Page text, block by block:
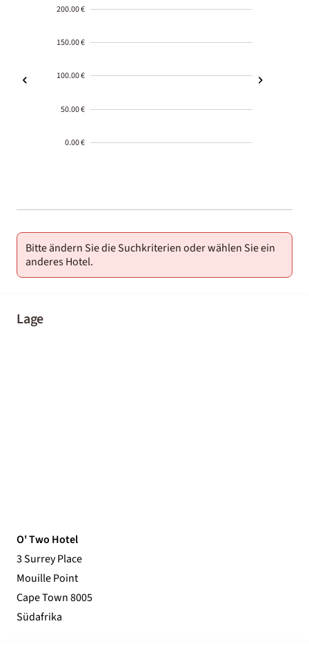
200.00 €
150.00 €
100.00 €
50.00 €
0.00 €
01-02
Bitte ändern Sie die Suchkriterien oder wählen Sie ein
anderes Hotel.
Lage
O' Two Hotel
3 Surrey Place
Mouille Point
Cape Town 8005
Südafrika